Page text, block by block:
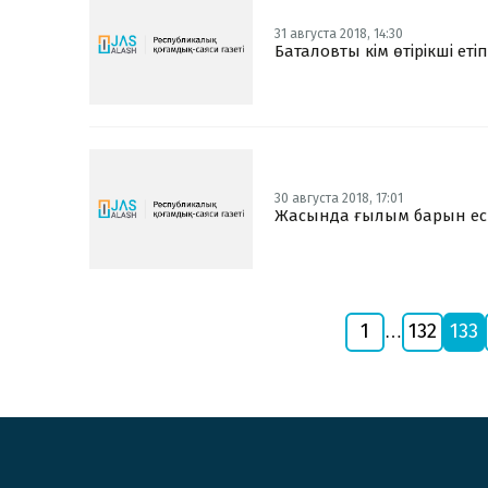
31 августа 2018, 14:30
Баталовты кім өтірікші
30 августа 2018, 17:01
Жасында ғылым барын
1 … 132 133